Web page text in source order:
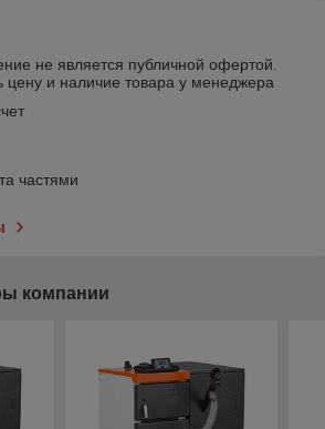
не является публичной офертой.
цену и наличие товара у менеджера
частями
компании